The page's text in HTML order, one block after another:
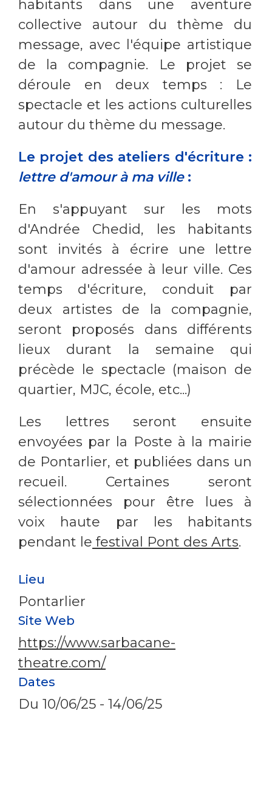
habitants dans une aventure
collective autour du thème du
message, avec l'équipe artistique
de la compagnie. Le projet se
déroule en deux temps : Le
spectacle et les actions culturelles
autour du thème du message.
Le projet des ateliers d'écriture :
lettre d'amour à ma ville:
En s'appuyant sur les mots
d'Andrée Chedid, les habitants
sont invités à écrire une lettre
d'amour adressée à leur ville. Ces
temps d'écriture, conduit par
deux artistes de la compagnie,
seront proposés dans différents
lieux durant la semaine qui
précède le spectacle (maison de
quartier, MJC, école, etc...)
Les lettres seront ensuite
envoyées par la Poste à la mairie
de Pontarlier, et publiées dans un
recueil. Certaines seront
sélectionnées pour être lues à
voix haute par les habitants
pendant le festival Pont des Arts.
Lieu
Pontarlier
Site Web
https://www.sarbacane-
theatre.com/
Dates
Du 10/06/25 - 14/06/25